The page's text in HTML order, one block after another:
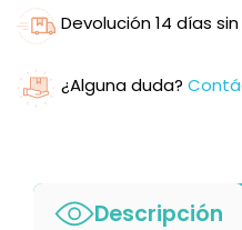
Devolución 14 días
¿Alguna duda?
Descripción